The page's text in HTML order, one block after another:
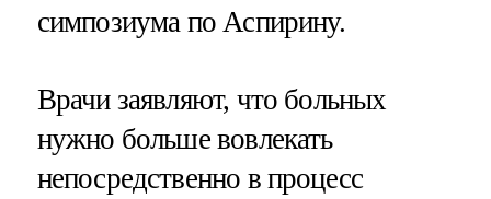
симпозиума по Аспирину.
Врачи заявляют, что больных
нужно больше вовлекать
непосредственно в процесс